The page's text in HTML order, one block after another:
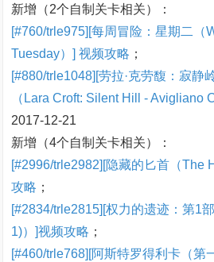
新增（2个自制关卡相关）：
[#760/trle975][每周冒险：星期二（
Tuesday）] 视频攻略 ；
[#880/trle1048][劳拉·克劳馥：寂
（Lara Croft: Silent Hill - Avigliano
2017-12-21
新增（4个自制关卡相关）：
[#2996/trle2982][隐藏的匕首（The
攻略 ；
[#2834/trle2815][权力的遗迹：第1
1)）]视频攻略 ；
[#460/trle768][阿斯特罗得利卡（第